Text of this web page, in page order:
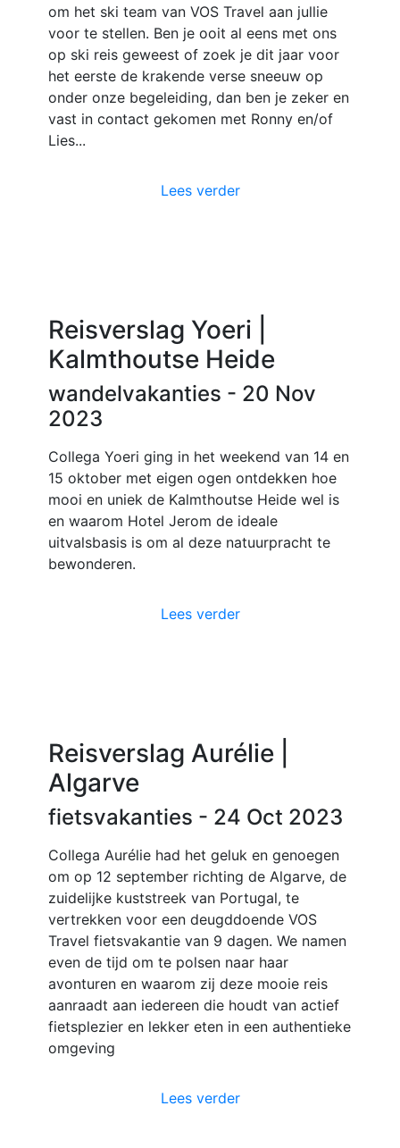
om het ski team van VOS Travel aan jullie
voor te stellen. Ben je ooit al eens met ons
op ski reis geweest of zoek je dit jaar voor
het eerste de krakende verse sneeuw op
onder onze begeleiding, dan ben je zeker en
vast in contact gekomen met Ronny en/of
Lies...
Lees verder
Reisverslag Yoeri |
Kalmthoutse Heide
wandelvakanties - 20 Nov
2023
Collega Yoeri ging in het weekend van 14 en
15 oktober met eigen ogen ontdekken hoe
mooi en uniek de Kalmthoutse Heide wel is
en waarom Hotel Jerom de ideale
uitvalsbasis is om al deze natuurpracht te
bewonderen.
Lees verder
Reisverslag Aurélie |
Algarve
fietsvakanties - 24 Oct 2023
Collega Aurélie had het geluk en genoegen
om op 12 september richting de Algarve, de
zuidelijke kuststreek van Portugal, te
vertrekken voor een deugddoende VOS
Travel fietsvakantie van 9 dagen. We namen
even de tijd om te polsen naar haar
avonturen en waarom zij deze mooie reis
aanraadt aan iedereen die houdt van actief
fietsplezier en lekker eten in een authentieke
omgeving
Lees verder